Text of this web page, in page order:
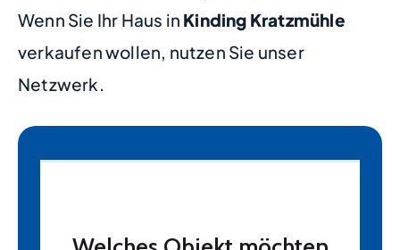
Wenn Sie Ihr Haus in Kinding Kratzmühle
verkaufen wollen, nutzen Sie unser
Netzwerk.